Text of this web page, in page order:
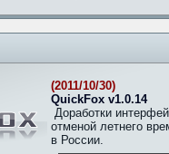
(2011/10/30)
QuickFox v1.0.14
Доработки
отменой летнего
в России.